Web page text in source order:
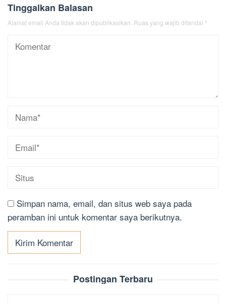
Tinggalkan Balasan
Alamat email Anda tidak akan dipublikasikan. Ruas yang wajib ditandai *
Simpan nama, email, dan situs web saya pada
peramban ini untuk komentar saya berikutnya.
Postingan Terbaru